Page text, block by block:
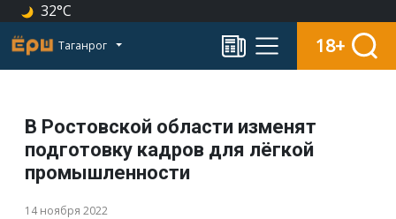
32°C
Таганрог 18+
В Ростовской области изменят
подготовку кадров для лёгкой
промышленности
14 ноября 2022